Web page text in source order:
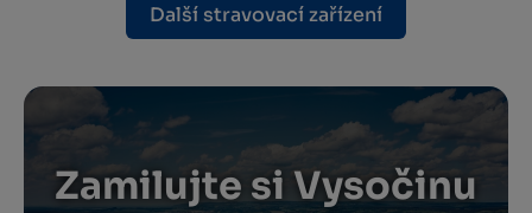
Další stravovací zařízení
Zamilujte si Vysočinu